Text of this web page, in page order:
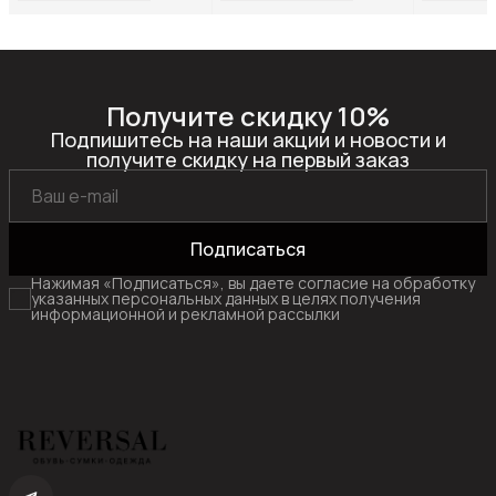
Получите скидку 10%
Подпишитесь на наши акции и новости и
получите скидку на первый заказ
Подписаться
Нажимая «Подписаться», вы даете согласие на обработку
указанных персональных данных в целях получения
информационной и рекламной рассылки